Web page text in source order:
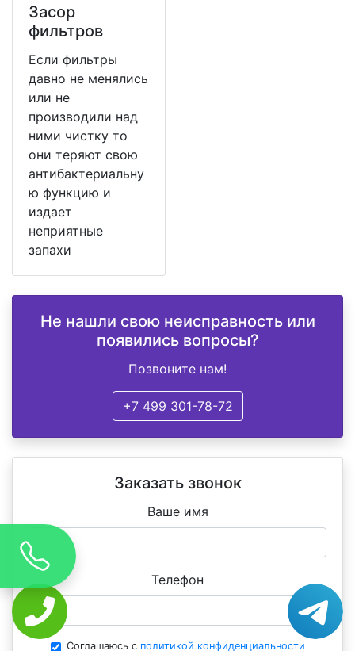
Засор
фильтров
Если фильтры
давно не менялись
или не
производили над
ними чистку то
они теряют свою
антибактериальну
ю функцию и
издает
неприятные
запахи
Не нашли свою неисправность или
появились вопросы?
Позвоните нам!
+7 499 301-78-72
Заказать звонок
Ваше имя
Телефон
Соглашаюсь с политикой конфиденциальности